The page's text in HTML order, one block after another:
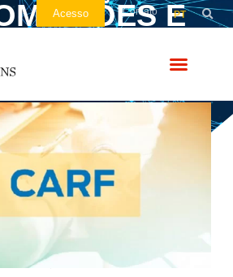
Acesso Contato PT
E